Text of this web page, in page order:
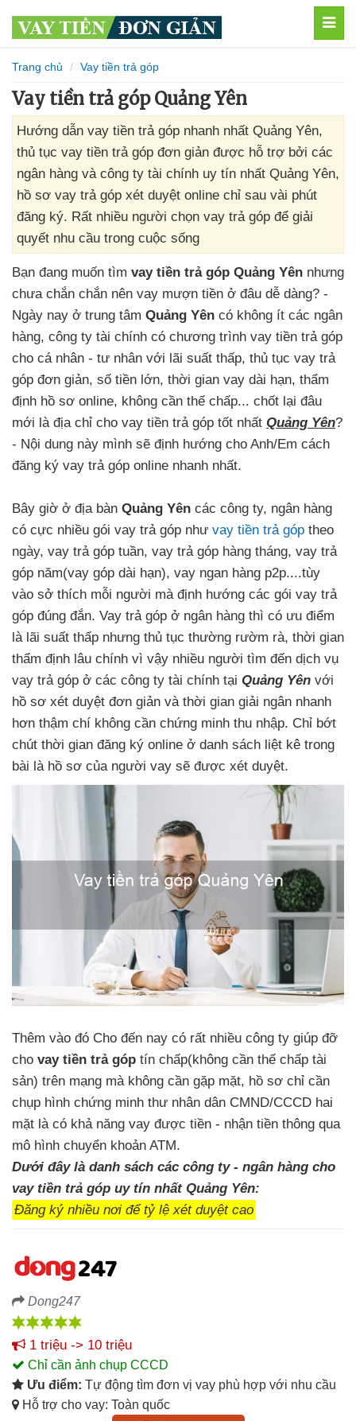
Trang chủ Vay tiền trả góp
Vay tiền trả góp Quảng Yên
Hướng dẫn vay tiền trả góp nhanh nhất Quảng Yên,
thủ tục vay tiền trả góp đơn giản được hỗ trợ bởi các
ngân hàng và công ty tài chính uy tín nhất Quảng Yên,
hồ sơ vay trả góp xét duyệt online chỉ sau vài phút
đăng ký. Rất nhiều người chọn vay trả góp để giải
quyết nhu cầu trong cuộc sống
Bạn đang muốn tìm vay tiền trả góp Quảng Yên nhưng
chưa chắn chắn nên vay mượn tiền ở đâu dễ dàng? -
Ngày nay ở trung tâm Quảng Yên có không ít các ngân
hàng, công ty tài chính có chương trình vay tiền trả góp
cho cá nhân - tư nhân với lãi suất thấp, thủ tục vay trả
góp đơn giản, số tiền lớn, thời gian vay dài hạn, thẩm
định hồ sơ online, không cần thế chấp... chốt lại đâu
mới là địa chỉ cho vay tiền trả góp tốt nhất Quảng Yên?
- Nội dung này mình sẽ định hướng cho Anh/Em cách
đăng ký vay trả góp online nhanh nhất.
Bây giờ ở địa bàn Quảng Yên các công ty, ngân hàng
có cực nhiều gói vay trả góp như vay tiền trả góp theo
ngày, vay trả góp tuần, vay trả góp hàng tháng, vay trả
góp năm(vay góp dài hạn), vay ngan hàng p2p....tùy
vào sở thích mỗi người mà định hướng các gói vay trả
góp đúng đắn. Vay trả góp ở ngân hàng thì có ưu điểm
là lãi suất thấp nhưng thủ tục thường rườm rà, thời gian
thẩm định lâu chính vì vậy nhiều người tìm đến dịch vụ
vay trả góp ở các công ty tài chính tại Quảng Yên với
hồ sơ xét duyệt đơn giản và thời gian giải ngân nhanh
hơn thậm chí không cần chứng minh thu nhập. Chỉ bớt
chút thời gian đăng ký online ở danh sách liệt kê trong
bài là hồ sơ của người vay sẽ được xét duyệt.
Thêm vào đó Cho đến nay có rất nhiều công ty giúp đỡ
cho vay tiền trả góp tín chấp(không cần thế chấp tài
sản) trên mạng mà không cần gặp mặt, hồ sơ chỉ cần
chụp hình chứng minh thư nhân dân CMND/CCCD hai
mặt là có khả năng vay được tiền - nhận tiền thông qua
mô hình chuyển khoản ATM.
Dưới đây là danh sách các công ty - ngân hàng cho
vay tiền trả góp uy tín nhất Quảng Yên:
Đăng ký nhiều nơi để tỷ lệ xét duyệt cao
Dong247
1 triệu -> 10 triệu
Chỉ cần ảnh chụp CCCD
Ưu điểm: Tự động tìm đơn vị vay phù hợp với nhu cầu
Hỗ trợ cho vay: Toàn quốc